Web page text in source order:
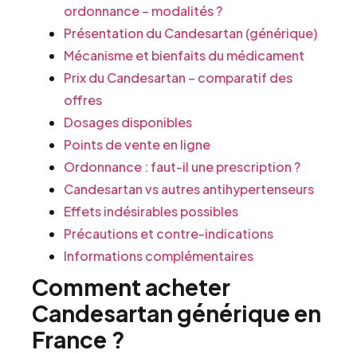
ordonnance – modalités ?
Présentation du Candesartan (générique)
Mécanisme et bienfaits du médicament
Prix du Candesartan – comparatif des
offres
Dosages disponibles
Points de vente en ligne
Ordonnance : faut-il une prescription ?
Candesartan vs autres antihypertenseurs
Effets indésirables possibles
Précautions et contre-indications
Informations complémentaires
Comment acheter
Candesartan générique en
France ?